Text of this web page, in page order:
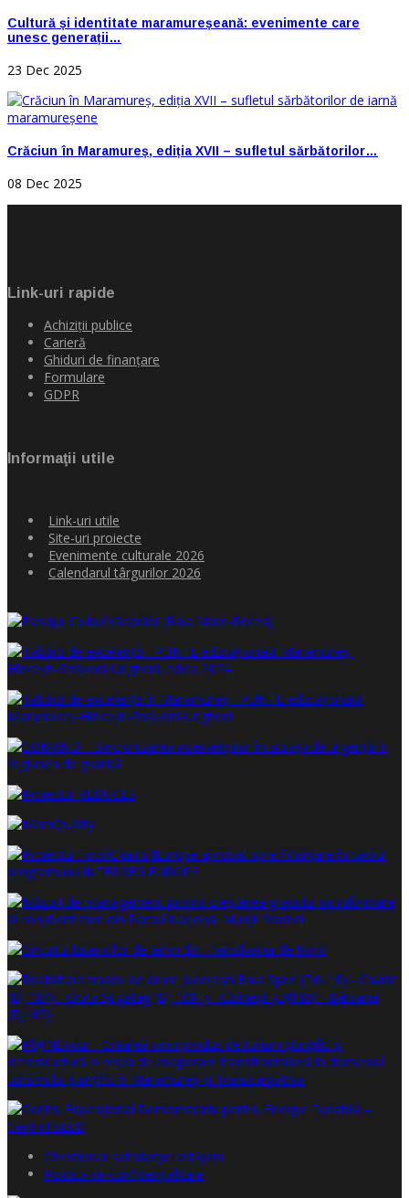
Cultură și identitate maramureșeană: evenimente care
unesc generații…
23 Dec 2025
Crăciun în Maramureș, ediția XVII – sufletul sărbătorilor…
08 Dec 2025
Link-uri rapide
Achiziţii publice
Carieră
Ghiduri de finanţare
Formulare
GDPR
Informaţii utile
Link-uri utile
Site-uri proiecte
Evenimente culturale 2026
Calendarul târgurilor 2026
Chestionar satisfacţie cetăţeni
Politica de confidențialitate